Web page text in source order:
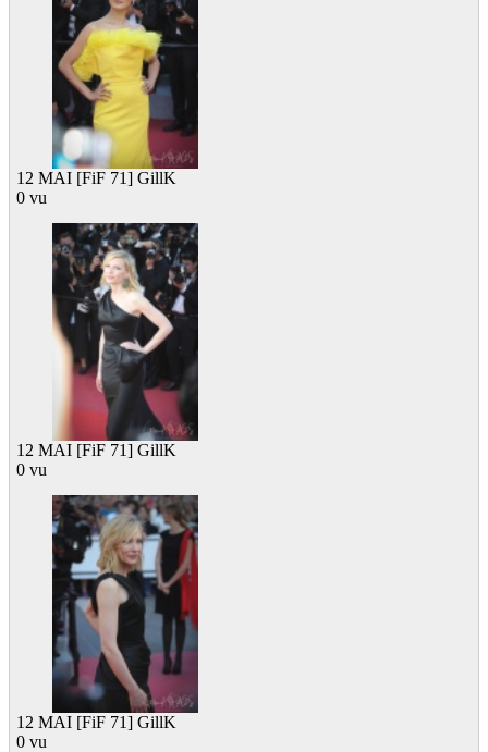
12 MAI [FiF 71] GillK
0 vu
12 MAI [FiF 71] GillK
0 vu
12 MAI [FiF 71] GillK
0 vu